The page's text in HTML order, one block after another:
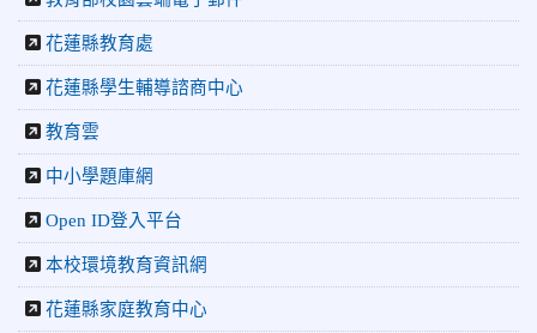
AI 教學新紀元
2026-03-21 教育廣播電台：跟著文化去旅行 花蓮中正國小與
菲律賓友校交流
2026-03-19 花蓮新聞網:中正國小游泳隊勇奪26金 市長盃分
齡游泳錦標賽再創佳績
花蓮縣教育處
花蓮縣學生輔導諮商中心
教育雲
中小學題庫網
Open ID登入平台
本校環境教育資訊網
花蓮縣家庭教育中心